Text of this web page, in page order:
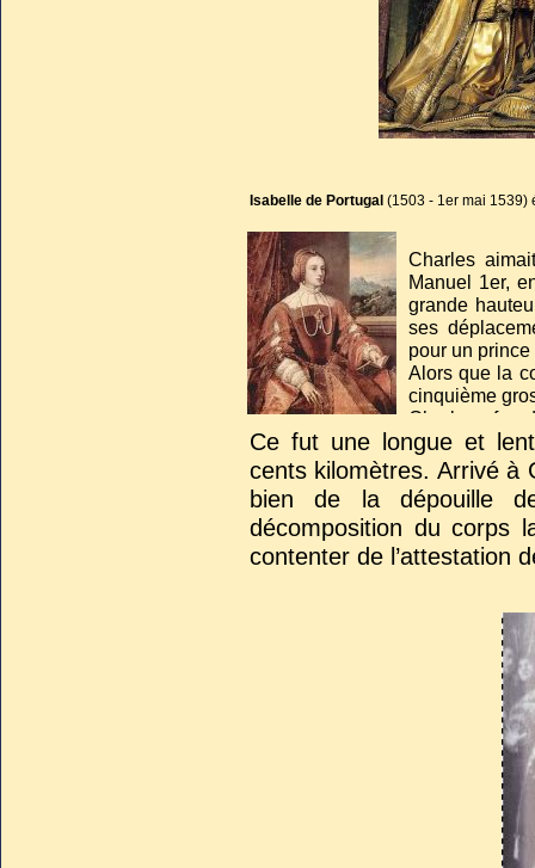
Charles
Manuel 1er,
grande
ses
pour un
Alors que la
cinquième
Charles, fou
inhumé dans
Ce fut une longue et
cents kilomètres. Arrivé à
bien de la dépouille
décomposition du corps
contenter de l’attestation
En 1574, lorsqu'il fut
monastère de
père, fit effectuer la
Isabelle de Portugal (1503 - 1er mai 1539)